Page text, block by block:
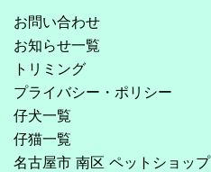
お問い合わせ
お知らせ一覧
トリミング
プライバシー・ポリシー
仔犬一覧
仔猫一覧
名古屋市 南区 ペットショップ